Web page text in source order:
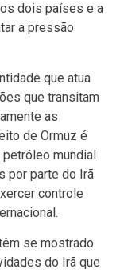
dois países e a
a pressão
que atua
que transitam
as
de Ormuz é
petróleo mundial
por parte do Irã
controle
se mostrado
do Irã que